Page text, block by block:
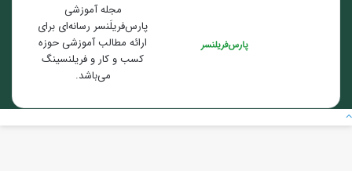
مجله آموزشی
پارس‌فریلَنسر رسانه‌ای برای
ارائه مطالب آموزشی حوزه
کسب و کار و فریلنسینگ
می‌باشد.